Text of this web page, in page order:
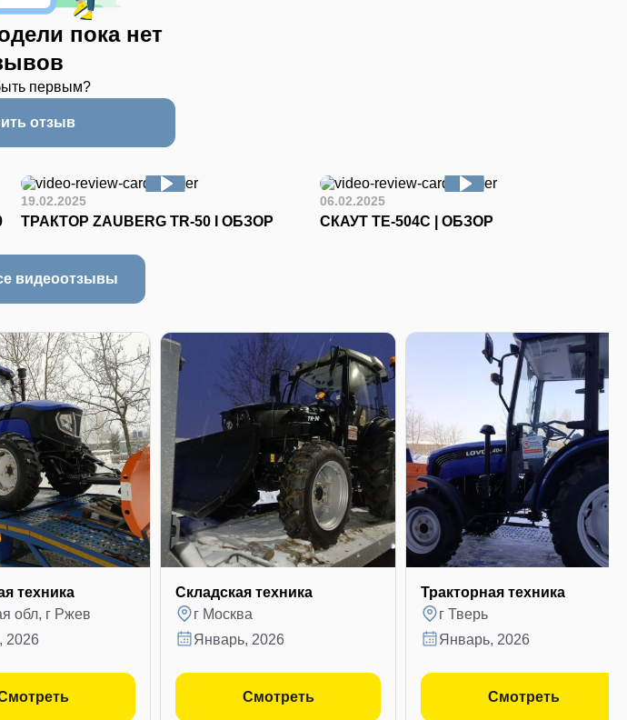
пока нет
первым?
отзыв
19.02.2025
ТРАКТОР ZAUBERG TR-50 I ОБЗОР
06.02.2025
СКАУТ ТЕ-504С | ОБЗОР
видеоотзывы
техника
обл, г Ржев
2026
Складская техника
г Москва
январь, 2026
Смотреть
Тракторная техника
г Тверь
январь, 2026
Смотреть